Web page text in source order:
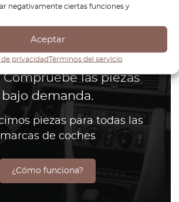
negativamente ciertas funciones y
Aceptar
privacidadTérminos del servicio
la pieza para su
Compruebe las piezas
bajo demanda.
piezas para todas las
marcas de coches
¿Cómo funciona?